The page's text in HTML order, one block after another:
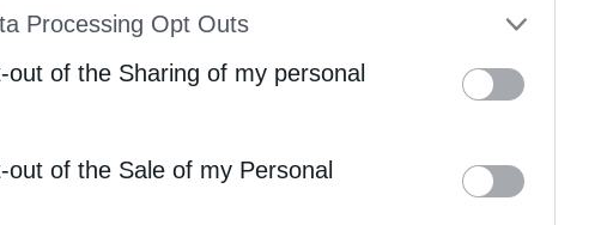
Participantsthat may further disclose it to
Processing Opt Outs
out of the Sharing of my personal
out of the Sale of my Personal
Η